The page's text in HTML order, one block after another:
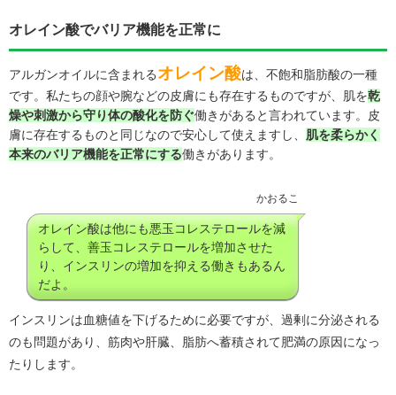
オレイン酸でバリア機能を正常に
アルガンオイルに含まれるオレイン酸は、不飽和脂肪酸の一種
です。私たちの顔や腕などの皮膚にも存在するものですが、肌を乾
燥や刺激から守り体の酸化を防ぐ働きがあると言われています。皮
膚に存在するものと同じなので安心して使えますし、 肌を柔らかく
本来のバリア機能を正常にする働きがあります。
かおるこ
オレイン酸は他にも悪玉コレステロールを減
らして、善玉コレステロールを増加させた
り、インスリンの増加を抑える働きもあるん
だよ。
インスリンは血糖値を下げるために必要ですが、過剰に分泌される
のも問題があり、筋肉や肝臓、脂肪へ蓄積されて肥満の原因になっ
たりします。